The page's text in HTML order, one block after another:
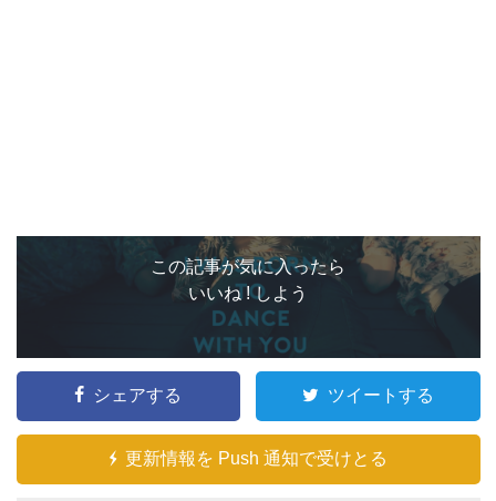
この記事が気に入ったら
いいね ! しよう
シェアする ツイートする
更新情報を Push 通知で受けとる